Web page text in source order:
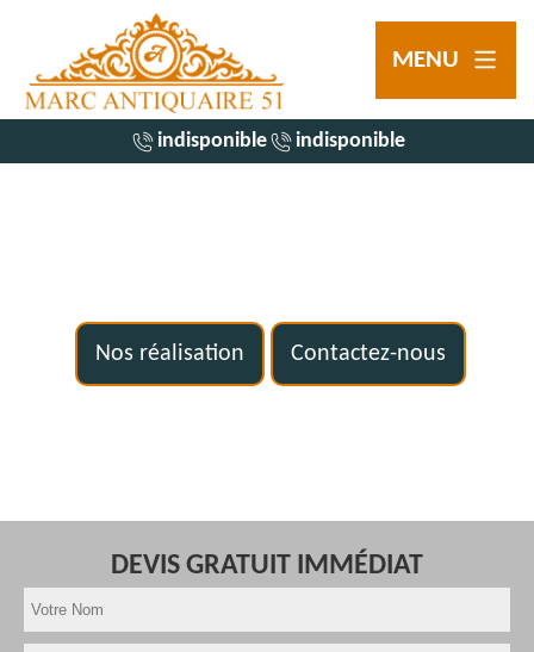
MENU
indisponible indisponible
Nos réalisation Contactez-nous
DEVIS GRATUIT IMMÉDIAT